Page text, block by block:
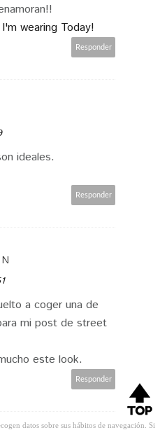
wearing Today!
Responder
ideales.
Responder
a coger una de
mi post de street
este look.
Responder
datos sobre sus hábitos de navegación. Si